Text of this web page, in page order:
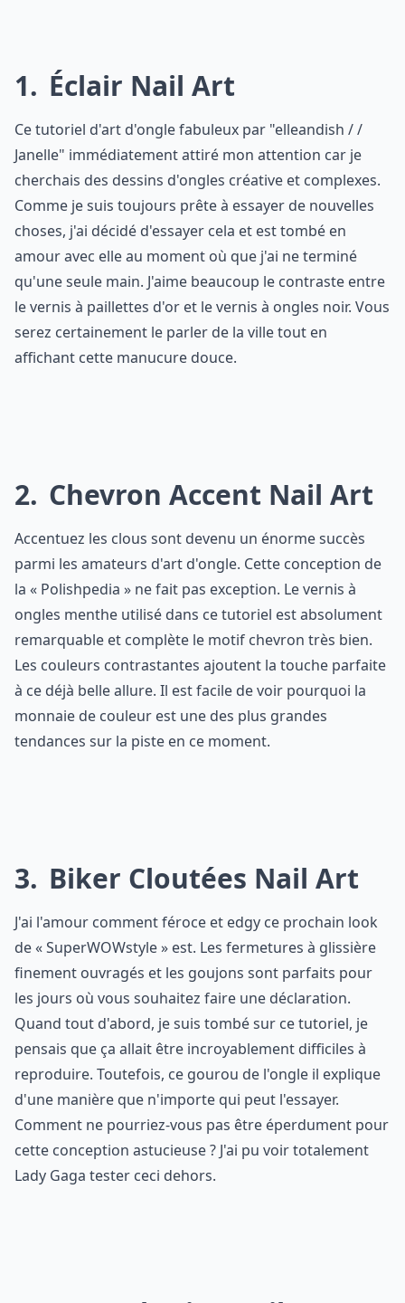
1 Éclair Nail Art
Ce tutoriel d'art d'ongle fabuleux par "elleandish / /
Janelle" immédiatement attiré mon attention car je
cherchais des dessins d'ongles créative et complexes.
Comme je suis toujours prête à essayer de nouvelles
choses, j'ai décidé d'essayer cela et est tombé en
amour avec elle au moment où que j'ai ne terminé
qu'une seule main. J'aime beaucoup le contraste entre
le vernis à paillettes d'or et le vernis à ongles noir. Vous
serez certainement le parler de la ville tout en
affichant cette manucure douce.
2 Chevron Accent Nail Art
Accentuez les clous sont devenu un énorme succès
parmi les amateurs d'art d'ongle. Cette conception de
la « Polishpedia » ne fait pas exception. Le vernis à
ongles menthe utilisé dans ce tutoriel est absolument
remarquable et complète le motif chevron très bien.
Les couleurs contrastantes ajoutent la touche parfaite
à ce déjà belle allure. Il est facile de voir pourquoi la
monnaie de couleur est une des plus grandes
tendances sur la piste en ce moment.
3 Biker Cloutées Nail Art
J'ai l'amour comment féroce et edgy ce prochain look
de « SuperWOWstyle » est. Les fermetures à glissière
finement ouvragés et les goujons sont parfaits pour
les jours où vous souhaitez faire une déclaration.
Quand tout d'abord, je suis tombé sur ce tutoriel, je
pensais que ça allait être incroyablement difficiles à
reproduire. Toutefois, ce gourou de l'ongle il explique
d'une manière que n'importe qui peut l'essayer.
Comment ne pourriez-vous pas être éperdument pour
cette conception astucieuse ? J'ai pu voir totalement
Lady Gaga tester ceci dehors.